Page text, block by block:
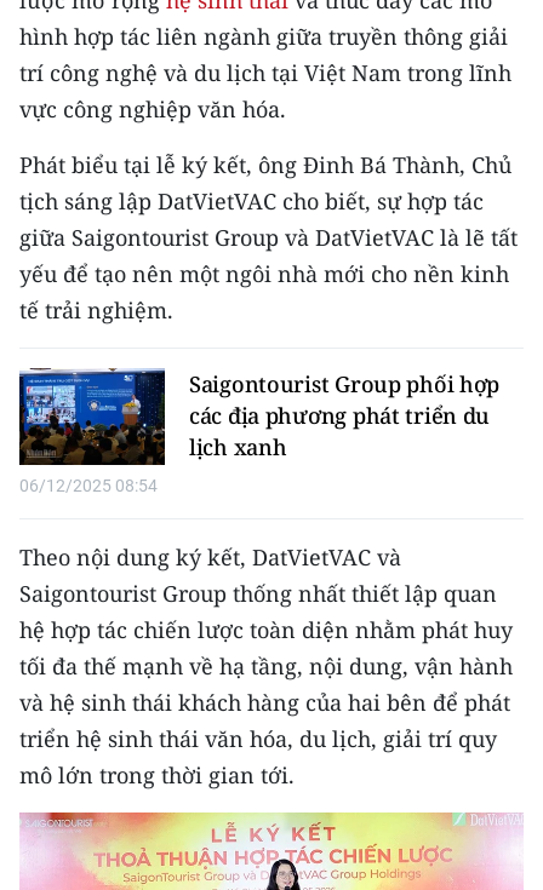
54 DÂN TỘC VIỆT NAM
CHƯƠNG TRÌNH OCOP - MỖI XÃ
MỘT SẢN PHẨM
RADIO
MEDIA CENTER
E-Magazine
Video
Media Chính trị
Media Kinh tế
Media Xã hội
Media Pháp luật
Media Du lịch
Media Thế giới
Media Giáo dục
hình hợp tác liên ngành giữa truyền thông giải
trí công nghệ và du lịch tại Việt Nam trong lĩnh
vực công nghiệp văn hóa.
Phát biểu tại lễ ký kết, ông Đinh Bá Thành, Chủ
tịch sáng lập DatVietVAC cho biết, sự hợp tác
giữa Saigontourist Group và DatVietVAC là lẽ tất
yếu để tạo nên một ngôi nhà mới cho nền kinh
tế trải nghiệm.
Saigontourist Group phối hợp
các địa phương phát triển du
lịch xanh
06/12/2025 08:54
Theo nội dung ký kết, DatVietVAC và
Saigontourist Group thống nhất thiết lập quan
hệ hợp tác chiến lược toàn diện nhằm phát huy
tối đa thế mạnh về hạ tầng, nội dung, vận hành
và hệ sinh thái khách hàng của hai bên để phát
triển hệ sinh thái văn hóa, du lịch, giải trí quy
mô lớn trong thời gian tới.